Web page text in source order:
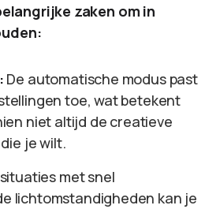
zaken om in
De automatische modus past
toe, wat betekent
niet altijd de creatieve
je wilt.
met snel
lichtomstandigheden kan je